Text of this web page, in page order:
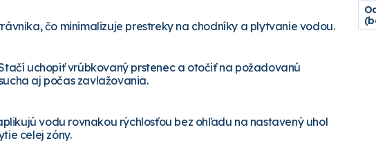
čo minimalizuje prestreky na chodníky a plytvanie vodou.
uchopiť vrúbkovaný prstenec a otočiť na požadovanú
aj počas zavlažovania.
vodu rovnakou rýchlosťou bez ohľadu na nastavený uhol
celej zóny.